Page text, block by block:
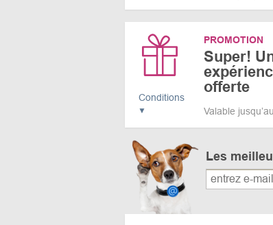
Conditions
PROMOTION
Super!
offerte
Valable
Les